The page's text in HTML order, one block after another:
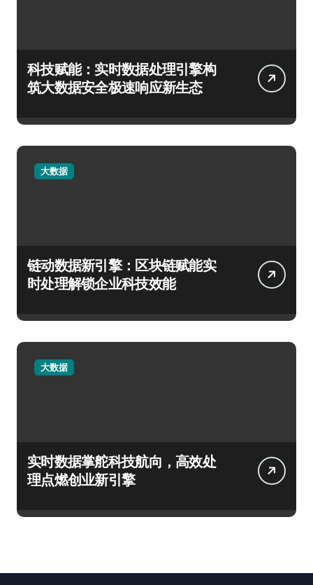
科技赋能：实时数据处理引擎构
筑大数据安全极速响应新生态
大数据
链动数据新引擎：区块链赋能实
时处理解锁企业科技效能
大数据
实时数据掌舵科技航向，高效处
理点燃创业新引擎